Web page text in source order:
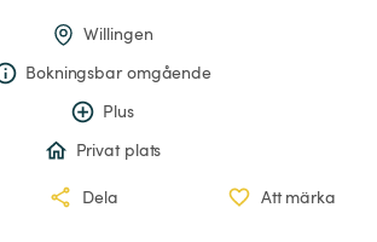
Willingen
Bokningsbar omgående
Plus
Privat plats
Dela Att märka